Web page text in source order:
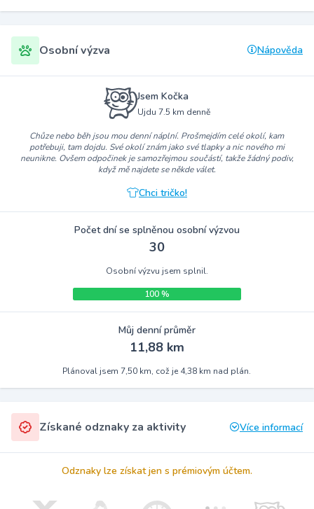
Osobní výzva Nápověda
Jsem Kočka
Ujdu 7.5 km denně
Chůze nebo běh jsou mou denní náplní. Prošmejdím celé okolí, kam
potřebuji, tam dojdu. Své okolí znám jako své tlapky a nic nového mi
neunikne. Ovšem odpočinek je samozřejmou součástí, takže žádný podiv,
když mě najdete se někde válet.
Chci tričko!
Počet dní se splněnou osobní výzvou
30
Osobní výzvu jsem splnil.
100 %
Můj denní průměr
11,88 km
Plánoval jsem 7,50 km, což je 4,38 km nad plán.
Získané odznaky za aktivity Více informací
Odznaky lze získat jen s prémiovým účtem.